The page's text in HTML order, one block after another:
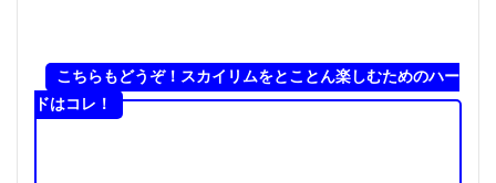
こちらもどうぞ！スカイリムをとことん楽しむためのハー
ドはコレ！